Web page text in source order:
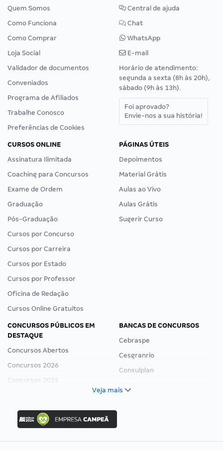
Quem Somos
Como Funciona
Como Comprar
Loja Social
Validador de documentos
Conveniados
Programa de Afiliados
Trabalhe Conosco
Preferências de Cookies
Central de ajuda
Chat
WhatsApp
E-mail
Horário de atendimento:
segunda a sexta (8h às 20h),
sábado (9h às 13h).
Foi aprovado?
Envie-nos a sua história!
CURSOS ONLINE
Assinatura Ilimitada
Coaching para Concursos
Exame de Ordem
Graduação
Pós-Graduação
Cursos por Concurso
Cursos por Carreira
Cursos por Estado
Cursos por Professor
Oficina de Redação
Cursos Online Gratuitos
PÁGINAS ÚTEIS
Depoimentos
Material Grátis
Aulas ao Vivo
Aulas Grátis
Sugerir Curso
CONCURSOS PÚBLICOS EM
DESTAQUE
Concursos Abertos
Concursos 2026
Concursos 2025
Concurso Ibama
Concurso MPU
Editais publicados
BANCAS DE CONCURSOS
Cebraspe
Cesgranrio
Consulplan
Veja mais